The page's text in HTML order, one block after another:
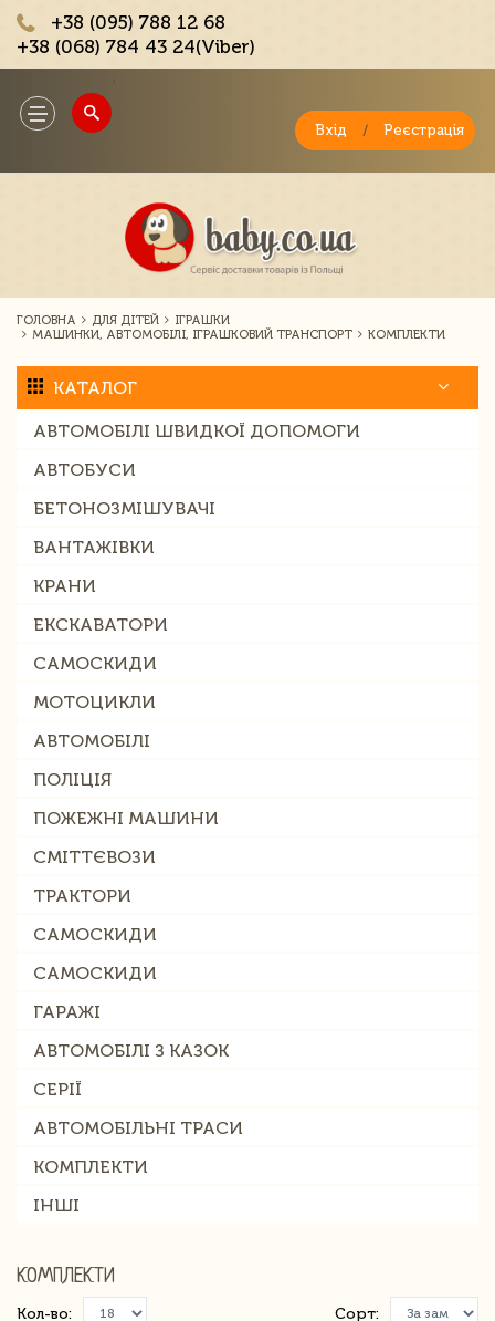
+38 (095) 788 12 68
+38 (068) 784 43 24(Viber)
Toggle
navigation
Вхід / Реєстрація
ГОЛОВНА ДЛЯ ДІТЕЙ
ІГРАШКИ
МАШИНКИ, АВТОМОБІЛІ, ІГРАШКОВИЙ ТРАНСПОРТ
КОМПЛЕКТИ
КАТАЛОГ
АВТОМОБІЛІ ШВИДКОЇ ДОПОМОГИ
АВТОБУСИ
БЕТОНОЗМІШУВАЧІ
ВАНТАЖІВКИ
КРАНИ
ЕКСКАВАТОРИ
САМОСКИДИ
МОТОЦИКЛИ
АВТОМОБІЛІ
ПОЛІЦІЯ
ПОЖЕЖНІ МАШИНИ
СМІТТЄВОЗИ
ТРАКТОРИ
САМОСКИДИ
САМОСКИДИ
ГАРАЖІ
АВТОМОБІЛІ З КАЗОК
СЕРІЇ
АВТОМОБІЛЬНІ ТРАСИ
КОМПЛЕКТИ
ІНШІ
КОМПЛЕКТИ
Кол-во: Сорт: